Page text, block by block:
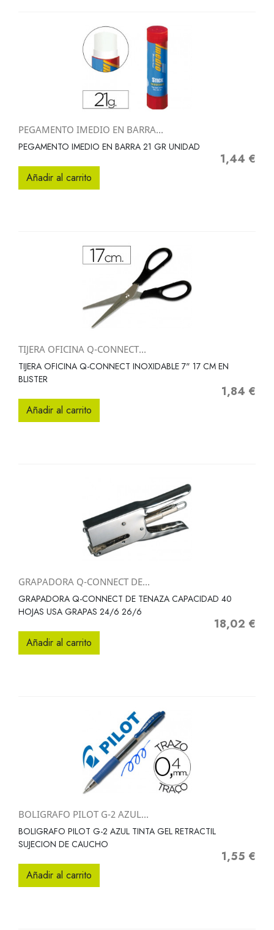
PEGAMENTO IMEDIO EN BARRA...
PEGAMENTO IMEDIO EN BARRA 21 GR UNIDAD
Precio
1,44 €
Añadir al carrito
TIJERA OFICINA Q-CONNECT...
TIJERA OFICINA Q-CONNECT INOXIDABLE 7" 17 CM EN
BLISTER
Precio
1,84 €
Añadir al carrito
GRAPADORA Q-CONNECT DE...
GRAPADORA Q-CONNECT DE TENAZA CAPACIDAD 40
HOJAS USA GRAPAS 24/6 26/6
Precio
18,02 €
Añadir al carrito
BOLIGRAFO PILOT G-2 AZUL...
BOLIGRAFO PILOT G-2 AZUL TINTA GEL RETRACTIL
SUJECION DE CAUCHO
Precio
1,55 €
Añadir al carrito